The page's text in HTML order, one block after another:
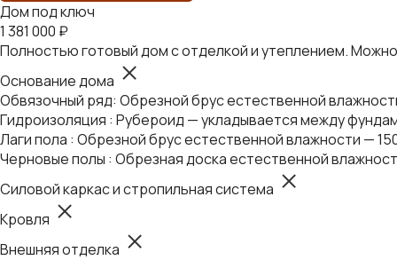
Дом под ключ
1 381 000 ₽
Полностью готовый дом с отделкой и утеплением.
Основание дома
Обвязочный ряд: Обрезной брус естественной
Гидроизоляция : Рубероид — укладывается между
Лаги пола : Обрезной брус естественной влажности —
Черновые полы : Обрезная доска естественной
Силовой каркас и стропильная система
Кровля
Внешняя отделка